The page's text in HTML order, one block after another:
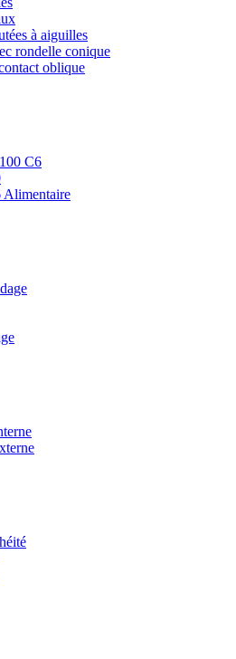
à aiguilles
rondelle conique
oblique
C6